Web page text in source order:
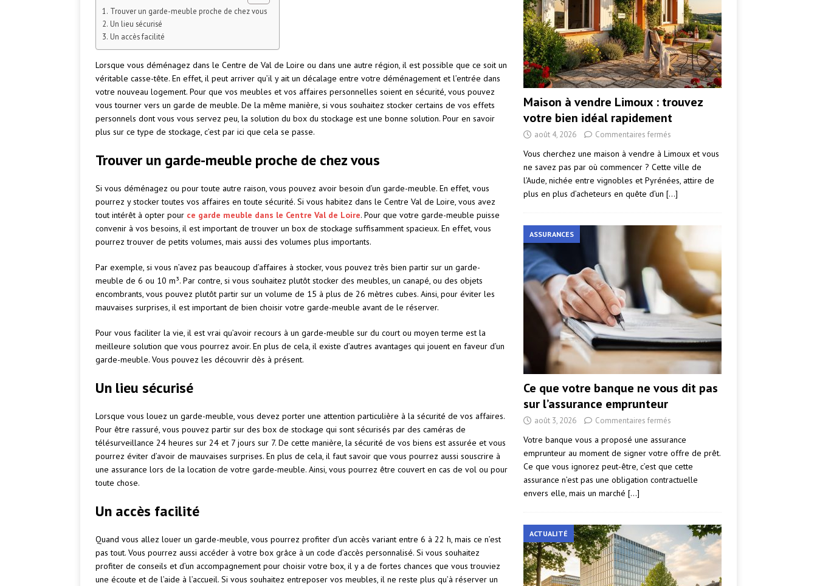
Trouver un garde-meuble proche de chez vous
Un lieu sécurisé
Un accès facilité
Lorsque vous déménagez dans le Centre de Val de Loire ou dans une autre région, il est possible que ce soit un
véritable casse-tête. En effet, il peut arriver qu’il y ait un décalage entre votre déménagement et l’entrée dans
votre nouveau logement. Pour que vos meubles et vos affaires personnelles soient en sécurité, vous pouvez
vous tourner vers un garde de meuble. De la même manière, si vous souhaitez stocker certains de vos effets
personnels dont vous vous servez peu, la solution du box du stockage est une bonne solution. Pour en savoir
plus sur ce type de stockage, c’est par ici que cela se passe.
Trouver un garde-meuble proche de chez vous
Si vous déménagez ou pour toute autre raison, vous pouvez avoir besoin d’un garde-meuble. En effet, vous
pourrez y stocker toutes vos affaires en toute sécurité. Si vous habitez dans le Centre Val de Loire, vous avez
tout intérêt à opter pour ce garde meuble dans le Centre Val de Loire. Pour que votre garde-meuble puisse
convenir à vos besoins, il est important de trouver un box de stockage suffisamment spacieux. En effet, vous
pourrez trouver de petits volumes, mais aussi des volumes plus importants.
Par exemple, si vous n’avez pas beaucoup d’affaires à stocker, vous pouvez très bien partir sur un garde-
meuble de 6 ou 10 m³. Par contre, si vous souhaitez plutôt stocker des meubles, un canapé, ou des objets
encombrants, vous pouvez plutôt partir sur un volume de 15 à plus de 26 mètres cubes. Ainsi, pour éviter les
mauvaises surprises, il est important de bien choisir votre garde-meuble avant de le réserver.
Pour vous faciliter la vie, il est vrai qu’avoir recours à un garde-meuble sur du court ou moyen terme est la
meilleure solution que vous pourrez avoir. En plus de cela, il existe d’autres avantages qui jouent en faveur d’un
garde-meuble. Vous pouvez les découvrir dès à présent.
Un lieu sécurisé
Lorsque vous louez un garde-meuble, vous devez porter une attention particulière à la sécurité de vos affaires.
Pour être rassuré, vous pouvez partir sur des box de stockage qui sont sécurisés par des caméras de
télésurveillance 24 heures sur 24 et 7 jours sur 7. De cette manière, la sécurité de vos biens est assurée et vous
pourrez éviter d’avoir de mauvaises surprises. En plus de cela, il faut savoir que vous pourrez aussi souscrire à
une assurance lors de la location de votre garde-meuble. Ainsi, vous pourrez être couvert en cas de vol ou pour
toute chose.
Un accès facilité
Quand vous allez louer un garde-meuble, vous pourrez profiter d’un accès variant entre 6 à 22 h, mais ce n’est
pas tout. Vous pourrez aussi accéder à votre box grâce à un code d’accès personnalisé. Si vous souhaitez
profiter de conseils et d’un accompagnement pour choisir votre box, il y a de fortes chances que vous trouviez
une écoute et de l’aide à l’accueil. Si vous souhaitez entreposer vos meubles, il ne reste plus qu’à réserver un
Maison à vendre Limoux : trouvez
votre bien idéal rapidement
août 4, 2026 Commentaires fermés
Vous cherchez une maison à vendre à Limoux et vous
ne savez pas par où commencer ? Cette ville de
l’Aude, nichée entre vignobles et Pyrénées, attire de
plus en plus d’acheteurs en quête d’un […]
ASSURANCES
Ce que votre banque ne vous dit pas
sur l’assurance emprunteur
août 3, 2026 Commentaires fermés
Votre banque vous a proposé une assurance
emprunteur au moment de signer votre offre de prêt.
Ce que vous ignorez peut-être, c’est que cette
assurance n’est pas une obligation contractuelle
envers elle, mais un marché […]
ACTUALITÉ